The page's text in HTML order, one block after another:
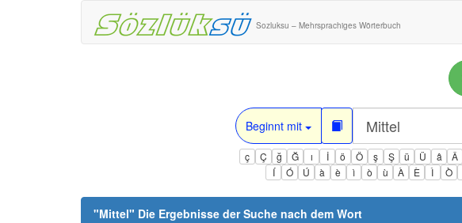
Sozluksu – Mehrsprachiges Wörterbuch
Beginnt mit
ç Ç ğ Ğ ı İ ö Ö ş Ş ü Ü â Â
Í
Ó Ú à è ì ò ù À È Ì Ò
"Mittel" Die Ergebnisse der Suche nach dem Wort